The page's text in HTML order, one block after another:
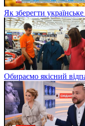
Як зберегти
Обираємо якісний